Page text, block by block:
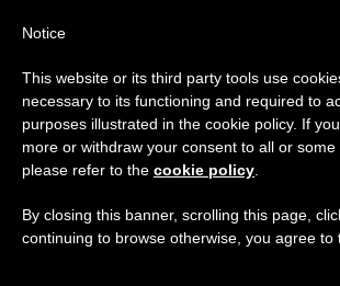
روحية في زمن الصوم
اليوم التاسع
Notice
This website or its third party tools use
necessary to its functioning and required to
purposes illustrated in the cookie policy. If
more or withdraw your consent to all or some
please refer to the cookie policy
By closing this banner, scrolling this page,
continuing to browse otherwise, you agree to